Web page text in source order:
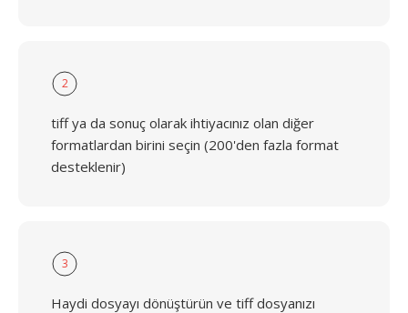
2
tiff ya da sonuç olarak ihtiyacınız olan diğer
formatlardan birini seçin (200'den fazla format
desteklenir)
3
Haydi dosyayı dönüştürün ve tiff dosyanızı